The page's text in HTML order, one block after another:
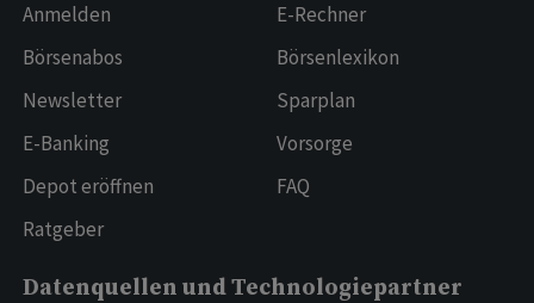
Anmelden
Börsenabos
Newsletter
E-Banking
Depot eröffnen
Ratgeber
E-Rechner
Börsenlexikon
Sparplan
Vorsorge
FAQ
Datenquellen und Technologiepartner